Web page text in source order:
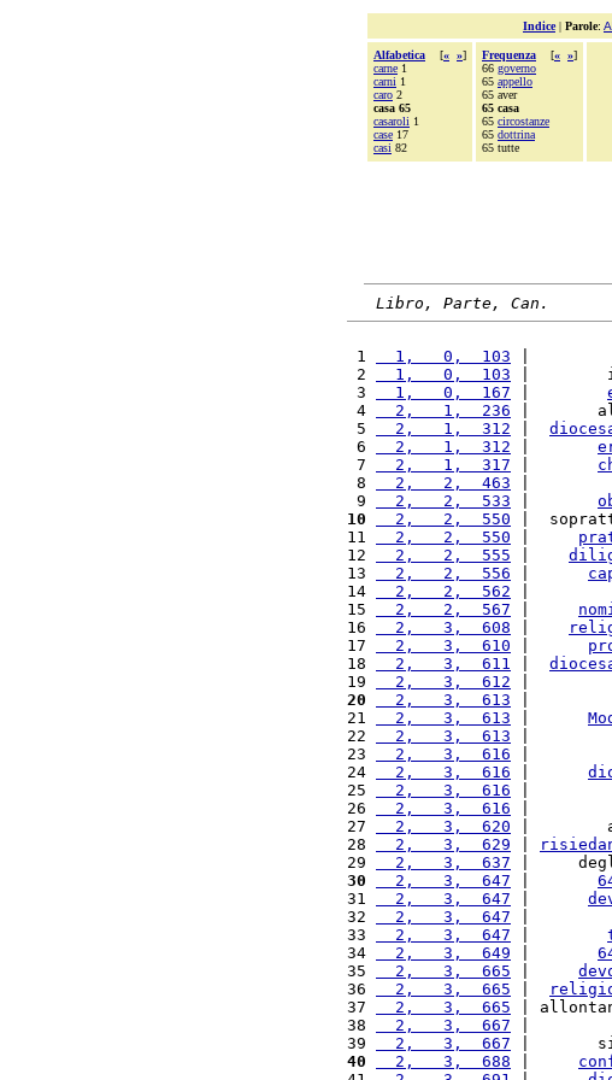
Indice| Parole:
Alfabetica [« »]
carne 1
carni 1
caro 2
casa 65
casaroli 1
case 17
casi 82
Frequenza [« »]
66 governo
65 appello
65 aver
65 casa
65 circostanze
65 dottrina
65 tutte
Libro, Parte, Can.
1
  1,   0,  103
2
  1,   0,  103
|
3
  1,   0,  167
4
  2,   1,  236
|
5
  2,   1,  312
6
  2,   1,  312
7
  2,   1,  317
8
  2,   2,  463
9
  2,   2,  533
10
  2,   2,  550
|
11
  2,   2,  550
12
  2,   2,  555
13
  2,   2,  556
14
  2,   2,  562
|
15
  2,   2,  567
16
  2,   3,  608
17
  2,   3,  610
18
  2,   3,  611
19
  2,   3,  612
|
20
  2,   3,  613
21
  2,   3,  613
22
  2,   3,  613
|
23
  2,   3,  616
24
  2,   3,  616
25
  2,   3,  616
26
  2,   3,  616
|
27
  2,   3,  620
|
28
  2,   3,  629
29
  2,   3,  637
|
30
  2,   3,  647
31
  2,   3,  647
32
  2,   3,  647
|
33
  2,   3,  647
34
  2,   3,  649
35
  2,   3,  665
36
  2,   3,  665
37
  2,   3,  665
|
38
  2,   3,  667
39
  2,   3,  667
|       sia
40
  2,   3,  688